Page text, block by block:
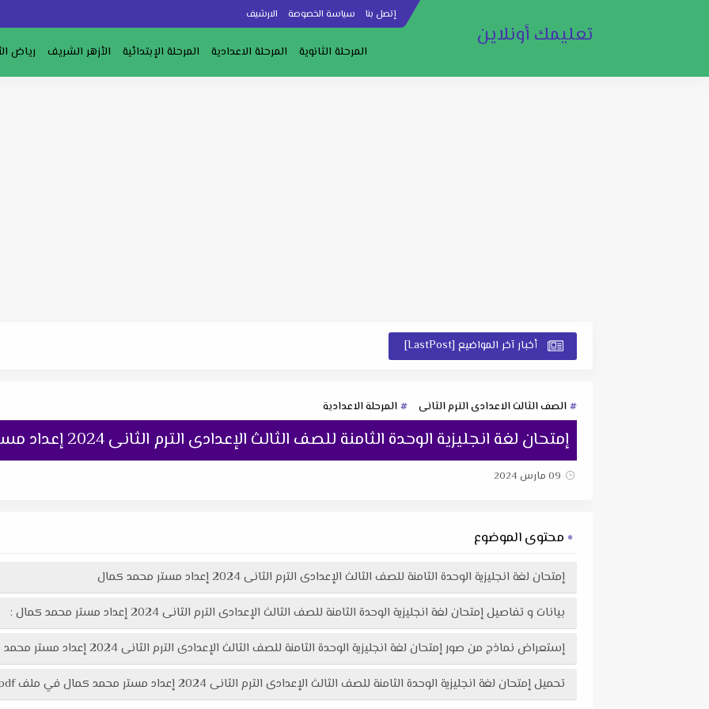
إتصل بنا سياسة الخصوصة الارشيف
تعليمك أونلاين
المرحلة الثانوية المرحلة الاعدادية المرحلة الإبتدائية الأزهر الشريف رياض
أخبار آخر المواضيع [LastPost]
الصف الثالث الاعدادى الترم الثانى المرحلة الاعدادية
إمتحان لغة انجليزية الوحدة الثامنة للصف الثالث الإعدادى الترم الثانى 2024 إعداد مستر محمد كمال
09 مارس 2024
محتوى الموضوع
إمتحان لغة انجليزية الوحدة الثامنة للصف الثالث الإعدادى الترم الثانى 2024 إعداد مستر محمد كمال
بيانات و تفاصيل إمتحان لغة انجليزية الوحدة الثامنة للصف الثالث الإعدادى الترم الثانى 2024 إعداد مستر محمد كمال :
إستعراض نماذج من صور إمتحان لغة انجليزية الوحدة الثامنة للصف الثالث الإعدادى الترم الثانى 2024 إعداد مستر محمد كمال هنا عبر موقعنا "تعليمك أونلاين"
تحميل إمتحان لغة انجليزية الوحدة الثامنة للصف الثالث الإعدادى الترم الثانى 2024 إعداد مستر محمد كمال في ملف pdf اكثر وضوحاً جاهز للطباعة عبر الرابط التالى :